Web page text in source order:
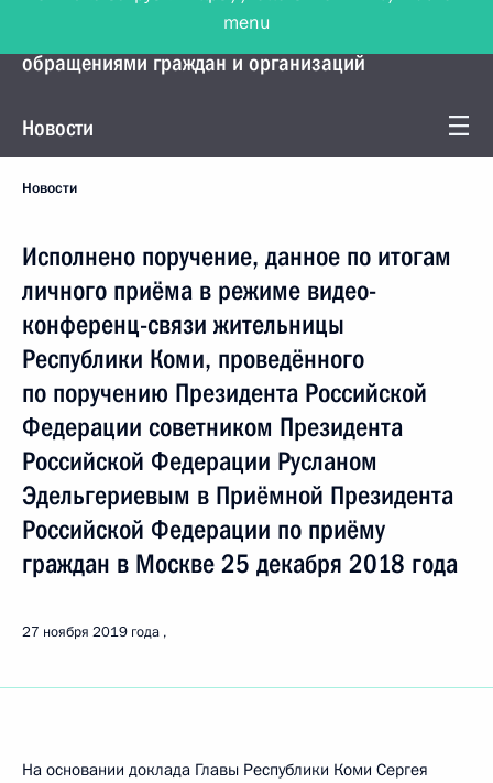
Управление Президента по работе с
обращениями граждан и организаций
Новости
Новости
Исполнено поручение, данное по итогам
личного приёма в режиме видео-
конференц-связи жительницы
Республики Коми, проведённого
по поручению Президента Российской
Федерации советником Президента
Российской Федерации Русланом
Эдельгериевым в Приёмной Президента
Российской Федерации по приёму
граждан в Москве 25 декабря 2018 года
27 ноября 2019 года
На основании доклада Главы Республики Коми Сергея
menu